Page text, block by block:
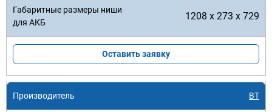
1208 x 273 x 729
Оставить заявку
BT